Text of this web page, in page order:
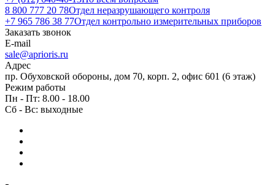
8 800 777 20 78Отдел неразрушающего контроля
+7 965 786 38 77Отдел контрольно измерительных приборов
Заказать звонок
E-mail
sale@aprioris.ru
Адрес
пр. Обуховской обороны, дом 70, корп. 2, офис 601 (6 этаж)
Режим работы
Пн - Пт: 8.00 - 18.00
Сб - Вс: выходные